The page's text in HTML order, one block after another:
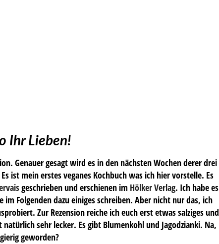
Ihr Lieben!
Genauer gesagt wird es in den nächsten Wochen derer drei
ist mein erstes veganes Kochbuch was ich hier vorstelle. Es
geschrieben und erschienen im Hölker Verlag. Ich habe es
Folgenden dazu einiges schreiben. Aber nicht nur das, ich
Zur Rezension reiche ich euch erst etwas salziges und
sehr lecker. Es gibt Blumenkohl und Jagodzianki. Na,
geworden?